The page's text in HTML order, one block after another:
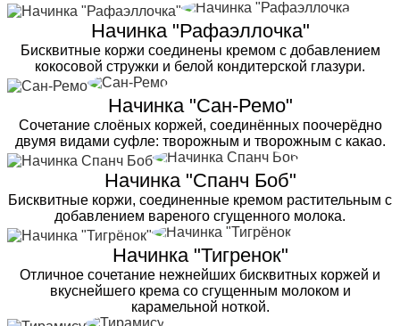
Начинка "Рафаэллочка"
Бисквитные коржи соединены кремом с добавлением
кокосовой стружки и белой кондитерской глазури.
Начинка "Сан-Ремо"
Сочетание слоёных коржей, соединённых поочерёдно
двумя видами суфле: творожным и творожным с какао.
Начинка "Спанч Боб"
Бисквитные коржи, соединенные кремом растительным с
добавлением вареного сгущенного молока.
Начинка "Тигренок"
Отличное сочетание нежнейших бисквитных коржей и
вкуснейшего крема со сгущенным молоком и
карамельной ноткой.